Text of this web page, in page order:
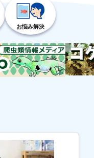
お悩み解決